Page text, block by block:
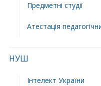
Предметні студії
Атестація
НУШ
Інтелект України